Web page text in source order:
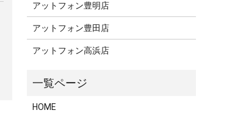
アットフォン豊明店
アットフォン豊田店
アットフォン高浜店
HOME